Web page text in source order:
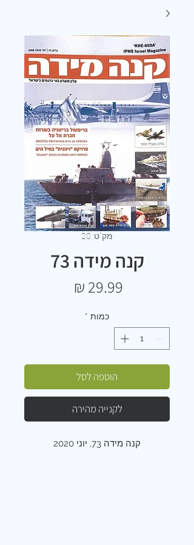
מק"ט: 20
קנה מידה 73
כמות *
הוספה לסל
לקנייה מהירה
קנה מידה 73, יוני 2020